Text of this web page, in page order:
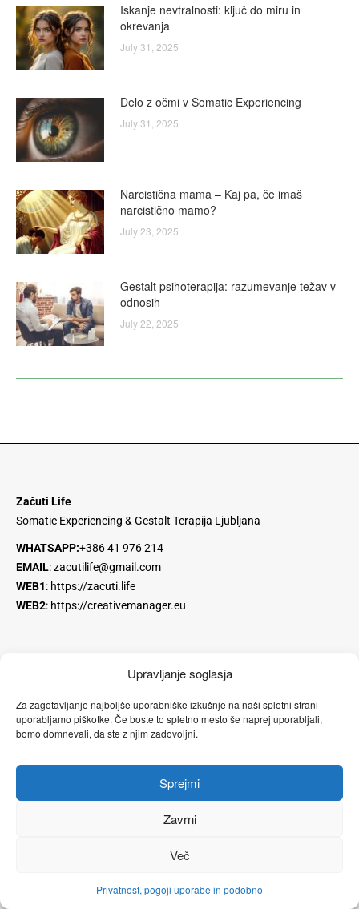
Upravljanje soglasja
Za zagotavljanje najboljše uporabniške izkušnje na naši spletni strani
uporabljamo piškotke. Če boste to spletno mesto še naprej uporabljali,
bomo domnevali, da ste z njim zadovoljni.
Sprejmi
Zavrni
Več
Privatnost, pogoji uporabe in podobno
Iskanje nevtralnosti: ključ do miru in
okrevanja
July 31, 2025
Delo z očmi v Somatic Experiencing
July 31, 2025
Narcistična mama – Kaj pa, če imaš
narcistično mamo?
July 23, 2025
Gestalt psihoterapija: razumevanje težav v
odnosih
July 22, 2025
Začuti Life
Somatic Experiencing & Gestalt Terapija Ljubljana
WHATSAPP:+386 41 976 214
EMAIL:zacutilife@gmail.com
WEB1: https://zacuti.life
WEB2: https://creativemanager.eu
Instagram YouTube Facebook stran
Linkedin Facebook profil
SOMATIC EXPERIENCING
POGOJI POSLOVANJA